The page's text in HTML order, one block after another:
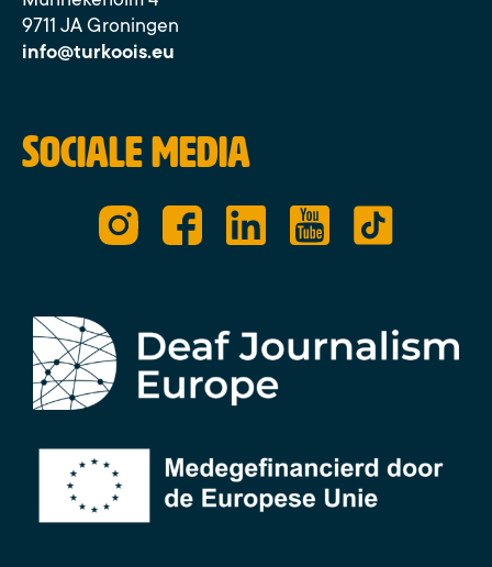
9711 JA Groningen
info@turkoois.eu
Sociale media